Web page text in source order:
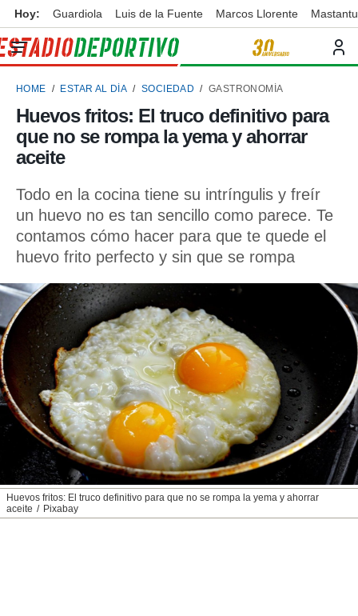
de
por
para
la
que se
calidad.
las
y
forma
digital
basada
permite
seguir
contenido
botón
a la
la
ACEPTAR
Y
CONTINUAR
CONFIGURAR
RECHAZAR
Hoy: Guardiola Luis de la Fuente Marcos Llorente
HOME ESTAR AL DÍA SOCIEDAD GASTRONOMÍA
Huevos fritos: El truco definitivo para
que no se rompa la yema y ahorrar
aceite
Todo en la cocina tiene su intríngulis y freír
un huevo no es tan sencillo como parece. Te
contamos cómo hacer para que te quede el
huevo frito perfecto y sin que se rompa
Huevos fritos: El truco definitivo para que no se rompa la yema y ahorrar
aceite
Pixabay